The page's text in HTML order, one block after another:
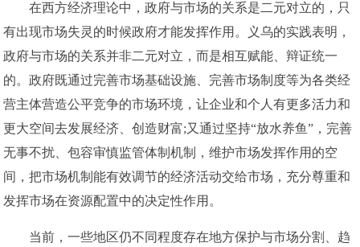
在西方经济理论中，政府与市场的关系是二元对立的，只
有出现市场失灵的时候政府才能发挥作用。义乌的实践表明，
政府与市场的关系并非二元对立，而是相互赋能、辩证统一
的。政府既通过完善市场基础设施、完善市场制度等为各类经
营主体营造公平竞争的市场环境，让企业和个人有更多活力和
更大空间去发展经济、创造财富;又通过坚持“放水养鱼”，完善
无事不扰、包容审慎监管体制机制，维护市场发挥作用的空
间，把市场机制能有效调节的经济活动交给市场，充分尊重和
发挥市场在资源配置中的决定性作用。
当前，一些地区仍不同程度存在地方保护与市场分割、趋